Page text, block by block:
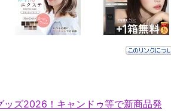
ッズ2026！キャンドゥ等で新商品発